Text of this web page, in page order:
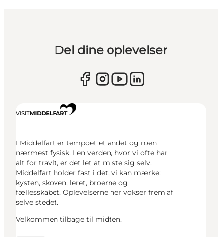
Del dine oplevelser
I Middelfart er tempoet et andet og roen
nærmest fysisk. I en verden, hvor vi ofte har
alt for travlt, er det let at miste sig selv.
Middelfart holder fast i det, vi kan mærke:
kysten, skoven, leret, broerne og
fællesskabet. Oplevelserne her vokser frem af
selve stedet.
Velkommen tilbage til midten.